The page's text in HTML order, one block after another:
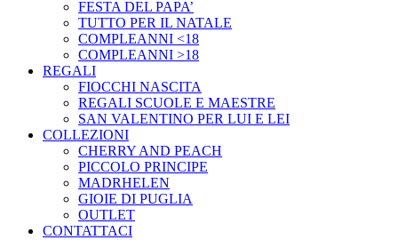
FESTA DEL PAPA’
TUTTO PER IL NATALE
COMPLEANNI <18
COMPLEANNI >18
REGALI
FIOCCHI NASCITA
REGALI SCUOLE E MAESTRE
SAN VALENTINO PER LUI E LEI
COLLEZIONI
CHERRY AND PEACH
PICCOLO PRINCIPE
MADRHELEN
GIOIE DI PUGLIA
OUTLET
CONTATTACI